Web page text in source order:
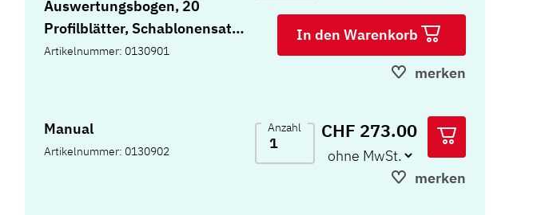
Auswertungsbogen, 20
Profilblätter, Schablonensatz
und Mappe
Artikelnummer: 0130901
In den Warenkorb
merken
Manual
Artikelnummer: 0130902
Anzahl CHF 273.00
merken